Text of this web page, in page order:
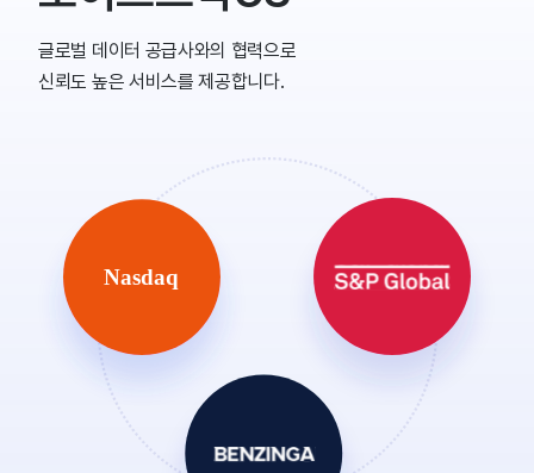
글로벌 데이터 공급사와의 협력으로
신뢰도 높은 서비스를 제공합니다.